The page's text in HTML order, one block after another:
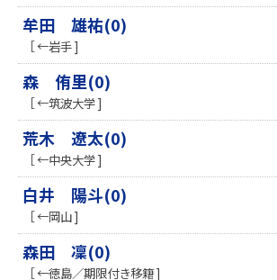
牟田 雄祐(0)
［ ←岩手 ]
森 侑里(0)
［ ←筑波大学 ]
荒木 遼太(0)
［ ←中央大学 ]
白井 陽斗(0)
［ ←岡山 ]
森田 凜(0)
［ ←徳島／期限付き移籍 ]